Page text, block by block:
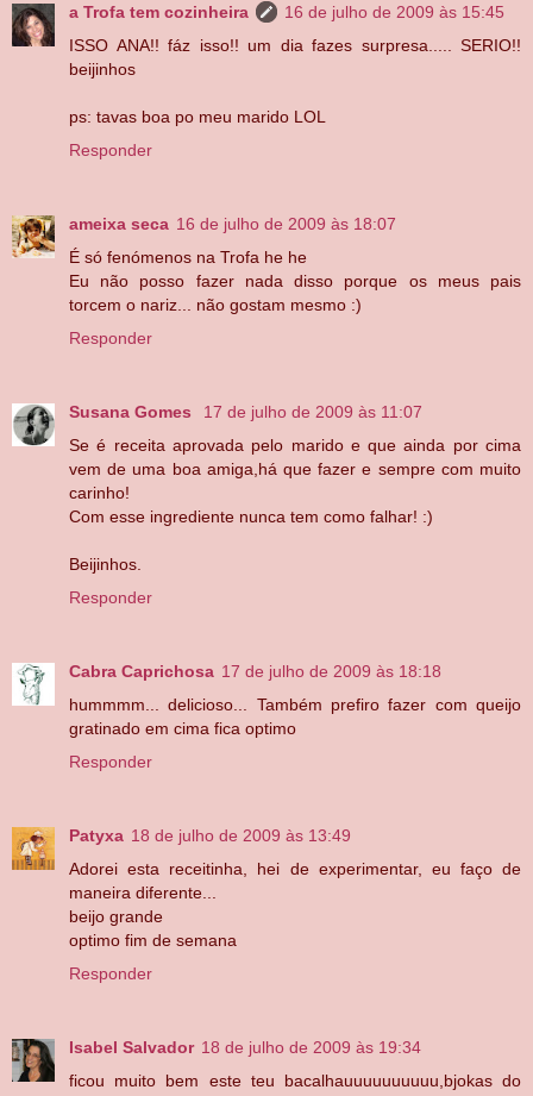
a Trofa tem cozinheira
16 de julho de 2009 às 15:45
ISSO ANA!! fáz isso!! um dia fazes surpresa..... SERIO!!
beijinhos
ps: tavas boa po meu marido LOL
Responder
ameixa seca 16 de julho de 2009 às 18:07
É só fenómenos na Trofa he he
Eu não posso fazer nada disso porque os meus pais
torcem o nariz... não gostam mesmo :)
Responder
Susana Gomes
17 de julho de 2009 às 11:07
Se é receita aprovada pelo marido e que ainda por cima
vem de uma boa amiga,há que fazer e sempre com muito
carinho!
Com esse ingrediente nunca tem como falhar! :)
Beijinhos.
Responder
Cabra Caprichosa 17 de julho de 2009 às 18:18
hummmm... delicioso... Também prefiro fazer com queijo
gratinado em cima fica optimo
Responder
Patyxa 18 de julho de 2009 às 13:49
Adorei esta receitinha, hei de experimentar, eu faço de
maneira diferente...
beijo grande
optimo fim de semana
Responder
Isabel Salvador 18 de julho de 2009 às 19:34
ficou muito bem este teu bacalhauuuuuuuuuu,bjokas do